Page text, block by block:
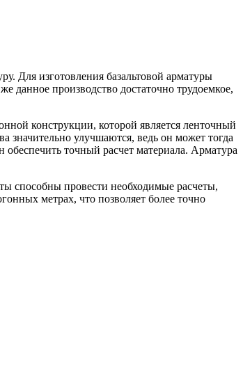
Для изготовления базальтовой арматуры
данное производство достаточно трудоемкое,
конструкции, которой является ленточный
значительно улучшаются, ведь он может тогда
точный расчет материала. Арматура
способны провести необходимые расчеты,
метрах, что позволяет более точно